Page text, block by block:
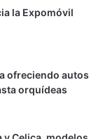
la Expomóvil
ofreciendo autos
orquídeas